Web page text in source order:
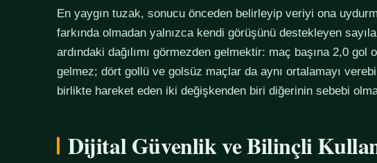
En yaygın tuzak, sonucu önceden belirleyip veriyi ona
farkında olmadan yalnızca kendi görüşünü destekleyen
ardındaki dağılımı görmezden gelmektir: maç başına 2,0 gol
gelmez; dört gollü ve golsüz maçlar da aynı ortalamayı
birlikte hareket eden iki değişkenden biri diğerinin sebebi
Dijital Güvenlik ve Bilinçli